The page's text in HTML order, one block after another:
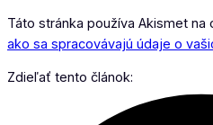
Táto stránka používa Akismet na
ako sa spracovávajú údaje o
Zdieľať tento článok: